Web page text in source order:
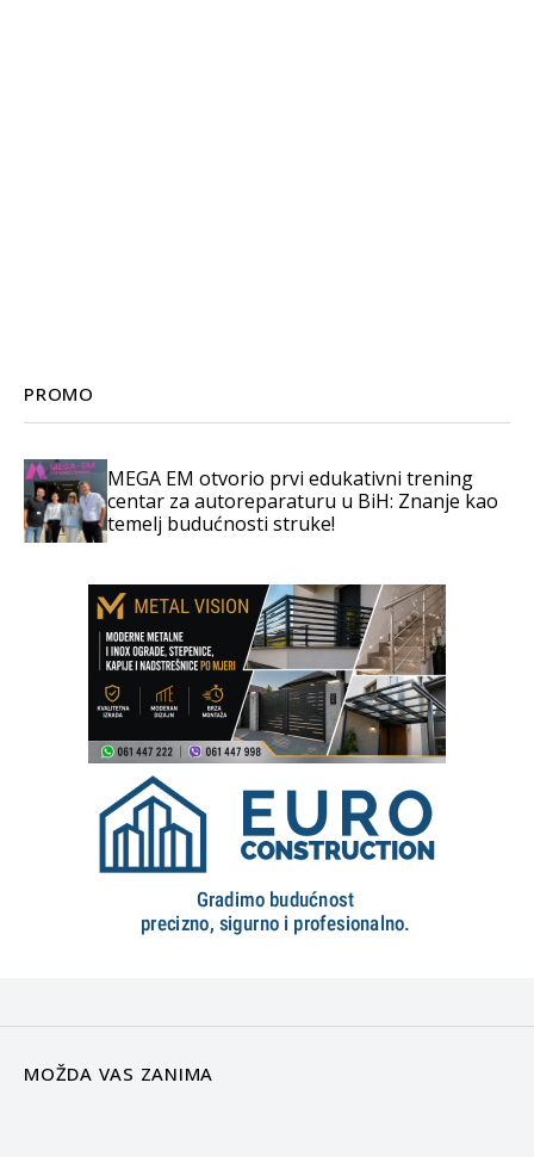
PROMO
MEGA EM otvorio prvi edukativni trening
centar za autoreparaturu u BiH: Znanje kao
temelj budućnosti struke!
MOŽDA VAS ZANIMA